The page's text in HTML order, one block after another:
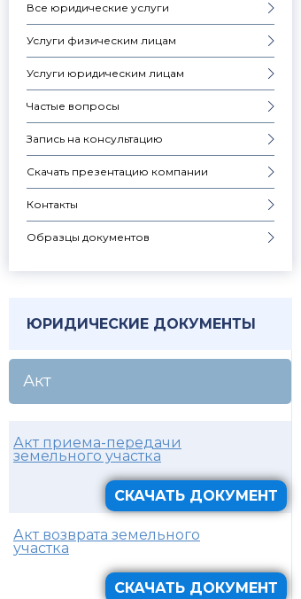
Все юридические услуги
Услуги физическим лицам
Услуги юридическим лицам
Частые вопросы
Запись на консультацию
Скачать презентацию компании
Контакты
Образцы документов
ЮРИДИЧЕСКИЕ ДОКУМЕНТЫ
Акт
Акт приема-передачи
земельного участка
СКАЧАТЬ ДОКУМЕНТ
Акт возврата земельного
участка
СКАЧАТЬ ДОКУМЕНТ